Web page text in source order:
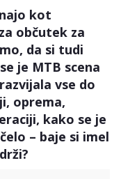
kot
občutek za
da si tudi
je MTB scena
vse do
oprema,
kako se je
– baje si imel